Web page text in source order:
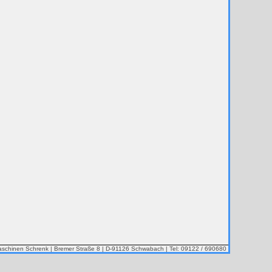
Schrenk | Bremer Straße 8 | D-91126 Schwabach | Tel: 09122 / 690680